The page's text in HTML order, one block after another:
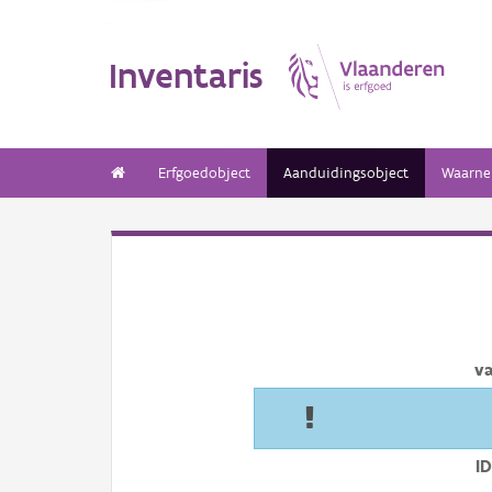
Inventaris
Erfgoedobject Aanduidingsobject
ID